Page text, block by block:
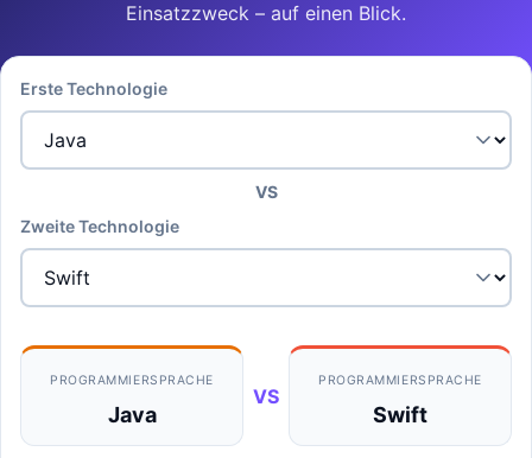
Einsatzzweck – auf einen Blick.
Erste Technologie
VS
Zweite Technologie
PROGRAMMIERSPRACHE
Java
VS
PROGRAMMIERSPRACHE
Swift